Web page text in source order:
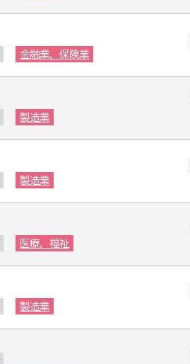
金融業，保険業
製造業
製造業
医療，福祉
製造業